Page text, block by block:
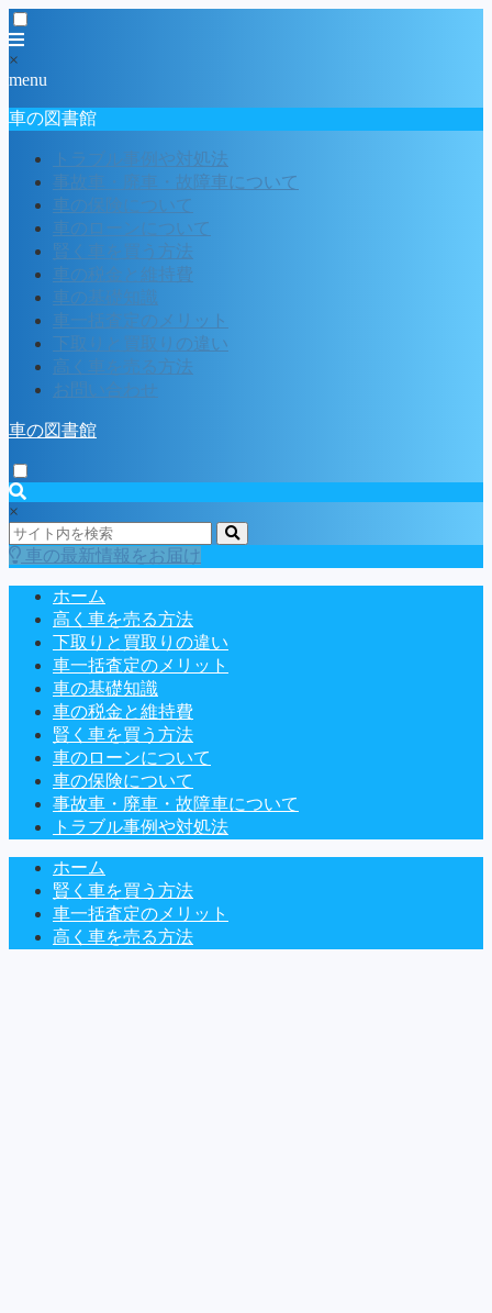
×
menu
車の図書館
トラブル事例や対処法
事故車・廃車・故障車について
車の保険について
車のローンについて
賢く車を買う方法
車の税金と維持費
車の基礎知識
車一括査定のメリット
下取りと買取りの違い
高く車を売る方法
お問い合わせ
車の図書館
×
車の最新情報をお届け
ホーム
高く車を売る方法
下取りと買取りの違い
車一括査定のメリット
車の基礎知識
車の税金と維持費
賢く車を買う方法
車のローンについて
車の保険について
事故車・廃車・故障車について
トラブル事例や対処法
ホーム
賢く車を買う方法
車一括査定のメリット
高く車を売る方法